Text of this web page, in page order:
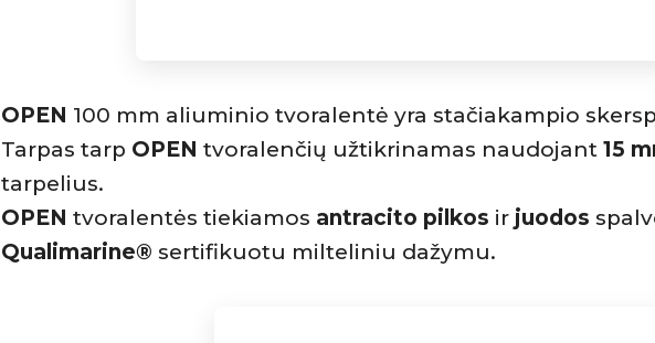
OPEN 100 mm aliuminio tvoralentė yra stačiakampio
Tarpas tarp OPEN tvoralenčių užtikrinamas naudojant 15
tarpelius.
OPEN tvoralentės tiekiamos antracito pilkos ir juodos
Qualimarine® sertifikuotu milteliniu dažymu.